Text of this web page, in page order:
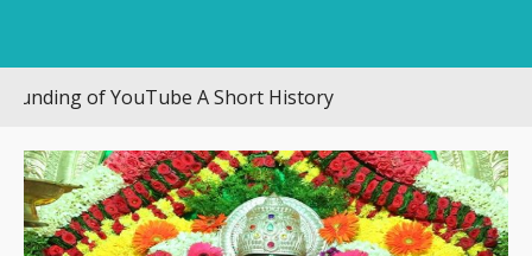
of YouTube A Short History